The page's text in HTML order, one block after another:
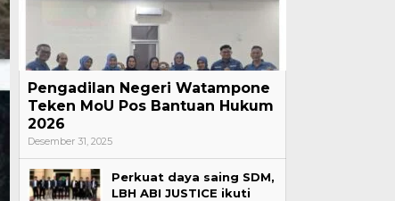
Pengadilan Negeri Watampone
Teken MoU Pos Bantuan Hukum
2026
Desember 31, 2025
Perkuat daya saing SDM,
LBH ABI JUSTICE ikuti